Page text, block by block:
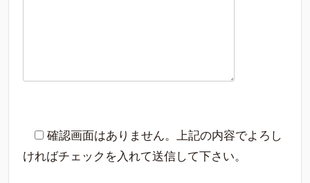
確認画面はありません。上記の内容でよろし
ければチェックを入れて送信して下さい。